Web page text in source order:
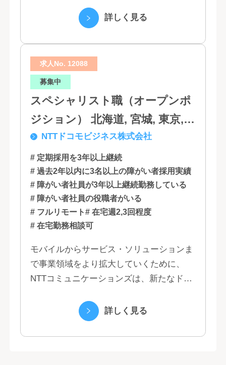
る優れた機能性飲料） ・国際事業（40の
詳しく見る
求人No. 12088
募集中
スペシャリスト職（オープンポ
ジション） 北海道, 宮城, 東京,
石川, 愛知, 大阪, 広島, 香川, 福岡
NTTドコモビジネス株式会社
# 定期採用を3年以上継続
# 過去2年以内に3名以上の障がい者採用実績
# 障がい者社員が3年以上継続勤務している
# 障がい者社員の役職者がいる
# フルリモート# 在宅週2,3回程度
# 在宅勤務相談可
モバイルからサービス・ソリューションま
で事業領域をより拡大していくために、
NTTコミュニケーションズは、新たなドコ
たちは、クラウド、ネットワーク、セキュ
リティといっ...
詳しく見る